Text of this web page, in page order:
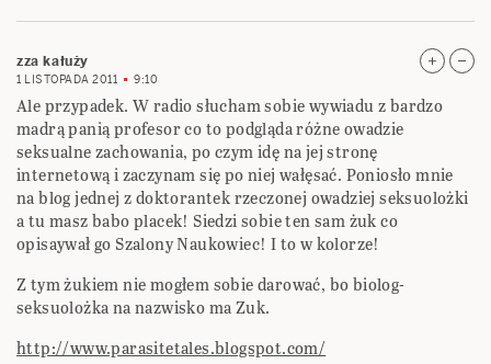
zza kałuży
1 LISTOPADA 2011 9:10
Ale przypadek. W radio słucham sobie wywiadu z bardzo
madrą panią profesor co to podgląda różne owadzie
seksualne zachowania, po czym idę na jej stronę
internetową i zaczynam się po niej wałęsać. Poniosło mnie
na blog jednej z doktorantek rzeczonej owadziej seksuolożki
a tu masz babo placek! Siedzi sobie ten sam żuk co
opisaywał go Szalony Naukowiec! I to w kolorze!
Z tym żukiem nie mogłem sobie darować, bo biolog-
seksuolożka na nazwisko ma Zuk.
http://www.parasitetales.blogspot.com/